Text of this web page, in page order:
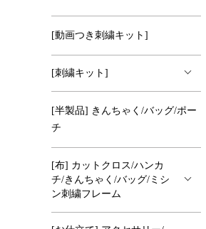
[動画つき刺繍キット]
[刺繍キット]
[半製品] きんちゃく/バッグ/ポー
チ
[布] カットクロス/ハンカ
チ/きんちゃく/バッグ/ミシ
ン刺繍フレーム